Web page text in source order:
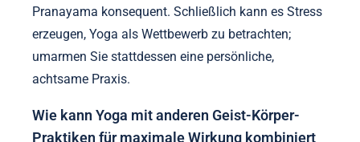
Ihren Körper. Die Vernachlässigung der richtigen
Ausrichtung kann die Vorteile mindern und das
Verletzungsrisiko erhöhen; konzentrieren Sie sich
auf die Form. Das Auslassen von
Atemkontrollpraktiken kann die beruhigenden
Effekte von Yoga verringern; integrieren Sie